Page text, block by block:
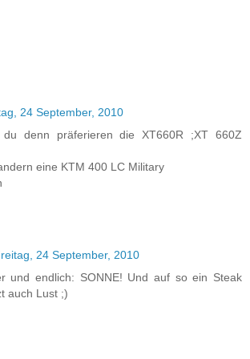
24 September, 2010
denn präferieren die XT660R ;XT 660Z
eine KTM 400 LC Military
24 September, 2010
und endlich: SONNE! Und auf so ein Steak
auch Lust ;)